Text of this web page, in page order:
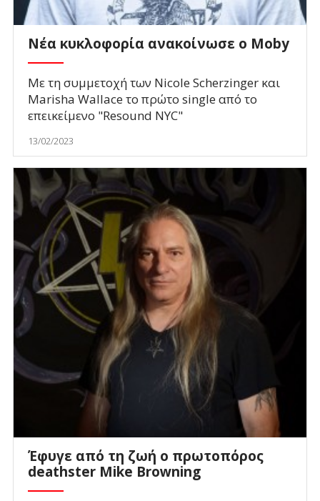
Νέα κυκλοφορία ανακοίνωσε ο Moby
Με τη συμμετοχή των Nicole Scherzinger και
Marisha Wallace το πρώτο single από το
επεικείμενο "Resound NYC"
13/02/2023
Έφυγε από τη ζωή ο πρωτοπόρος
deathster Mike Browning